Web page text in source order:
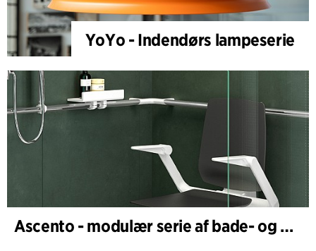
YoYo - Indendørs lampeserie
Ascento - modulær serie af bade- og brusestole